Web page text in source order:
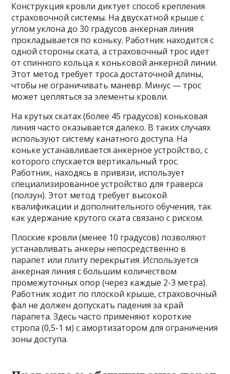
Конструкция кровли диктует способ крепления
страховочной системы. На двускатной крыше с
углом уклона до 30 градусов анкерная линия
прокладывается по коньку. Работник находится с
одной стороны ската, а страховочный трос идет
от спинного кольца к коньковой анкерной линии.
Этот метод требует троса достаточной длины,
чтобы не ограничивать маневр. Минус — трос
может цепляться за элементы кровли.
На крутых скатах (более 45 градусов) коньковая
линия часто оказывается далеко. В таких случаях
используют систему канатного доступа. На
коньке устанавливается анкерное устройство, с
которого спускается вертикальный трос.
Работник, находясь в привязи, использует
специализированное устройство для траверса
(ползун). Этот метод требует высокой
квалификации и дополнительного обучения, так
как удержание крутого ската связано с риском.
Плоские кровли (менее 10 градусов) позволяют
устанавливать анкеры непосредственно в
парапет или плиту перекрытия. Используется
анкерная линия с большим количеством
промежуточных опор (через каждые 2-3 метра).
Работник ходит по плоской крыше, страховочный
фал не должен допускать падения за край
парапета. Здесь часто применяют короткие
стропа (0,5-1 м) с амортизатором для ограничения
зоны доступа.